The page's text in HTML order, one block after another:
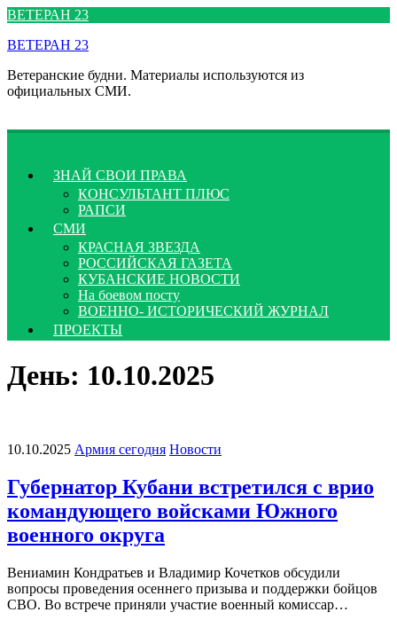
Перейти
содержимому
ВЕТЕРАН 23
ВЕТЕРАН 23
Ветеранские будни. Материалы используются из
официальных СМИ.
ЗНАЙ СВОИ ПРАВА
КОНСУЛЬТАНТ ПЛЮС
РАПСИ
СМИ
КРАСНАЯ ЗВЕЗДА
РОССИЙСКАЯ ГАЗЕТА
КУБАНСКИЕ НОВОСТИ
На боевом посту
ВОЕННО- ИСТОРИЧЕСКИЙ ЖУРНАЛ
ПРОЕКТЫ
День: 10.10.2025
10.10.2025 Армия сегодня Новости
Губернатор Кубани встретился с врио
командующего войсками Южного
военного округа
Вениамин Кондратьев и Владимир Кочетков обсудили
вопросы проведения осеннего призыва и поддержки бойцов
СВО. Во встрече приняли участие военный комиссар…